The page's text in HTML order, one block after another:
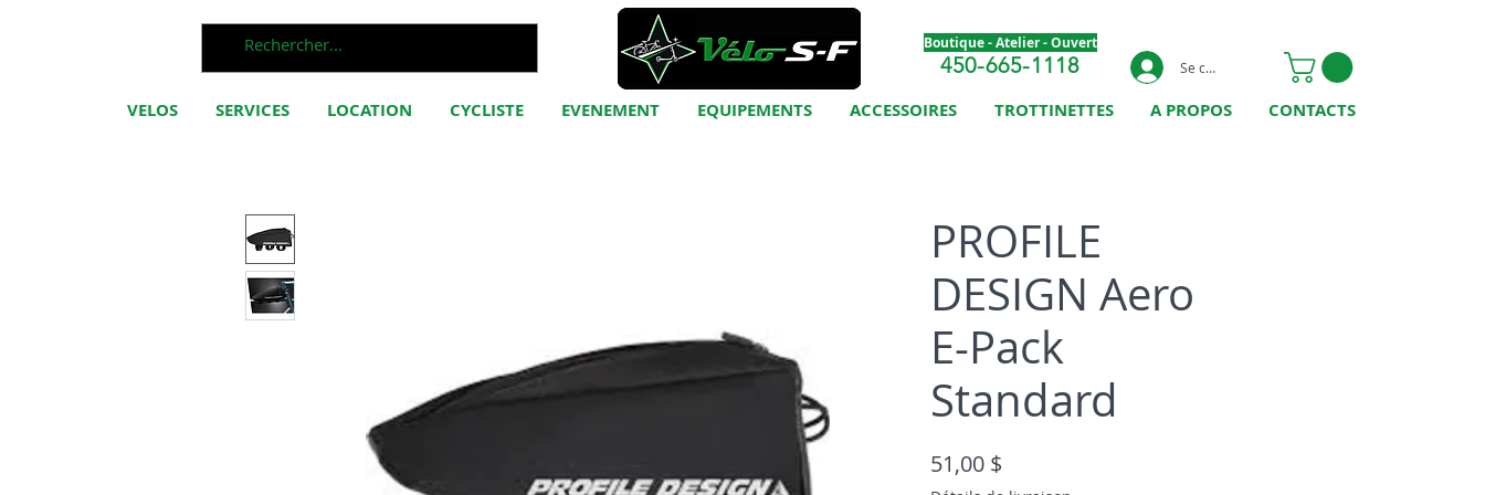
Boutique - Atelier - Ouvert
450-665-1118 Se connecter
VELOS SERVICES LOCATION CYCLISTE EVENEMENT EQUIPEMENTS ACCESSOIRES TROTTINETTES A PROPOS CONTACTS
PROFILE
DESIGN Aero
E-Pack
Standard
51,00 $